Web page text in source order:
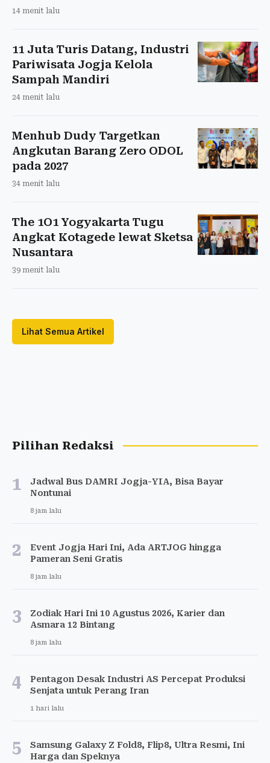
14 menit lalu
11 Juta Turis Datang, Industri
Pariwisata Jogja Kelola
Sampah Mandiri
24 menit lalu
Menhub Dudy Targetkan
Angkutan Barang Zero ODOL
pada 2027
34 menit lalu
The 1O1 Yogyakarta Tugu
Angkat Kotagede lewat Sketsa
Nusantara
39 menit lalu
Lihat Semua Artikel
Pilihan Redaksi
1
Jadwal Bus DAMRI Jogja-YIA, Bisa Bayar
Nontunai
8 jam lalu
2
Event Jogja Hari Ini, Ada ARTJOG hingga
Pameran Seni Gratis
8 jam lalu
3
Zodiak Hari Ini 10 Agustus 2026, Karier dan
Asmara 12 Bintang
8 jam lalu
4
Pentagon Desak Industri AS Percepat Produksi
Senjata untuk Perang Iran
1 hari lalu
5
Samsung Galaxy Z Fold8, Flip8, Ultra Resmi, Ini
Harga dan Speknya